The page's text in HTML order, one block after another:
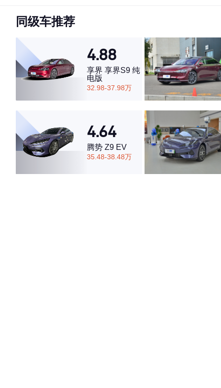
·空间表现较为优秀，优于66%同级车
同级车推荐
4.88
享界 享界S9 纯
电版
32.98-37.98万
4.64
腾势 Z9 EV
35.48-38.48万